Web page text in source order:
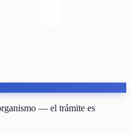
— el trámite es